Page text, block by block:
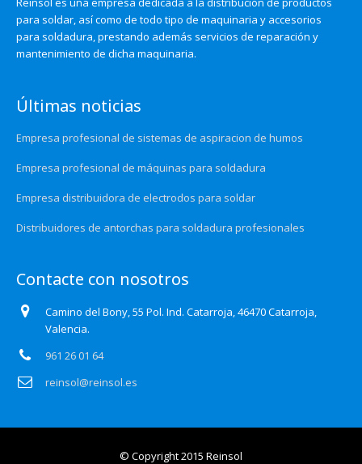
para soldar, así como de todo tipo de maquinaria y accesorios
para soldadura, prestando además servicios de reparación y
mantenimiento de dicha maquinaria.
Últimas noticias
Empresa profesional de sistemas de aspiracion de humos
Empresa profesional de máquinas para soldadura
Empresa distribuidora de electrodos para soldar
Distribuidores de antorchas para soldadura profesionales
Contacte con nosotros
Camino del Bony, 55 Pol. Ind. Catarroja, 46470 Catarroja,
Valencia.
961 26 01 64
reinsol@reinsol.es
© Copyright 2015 Reinsol